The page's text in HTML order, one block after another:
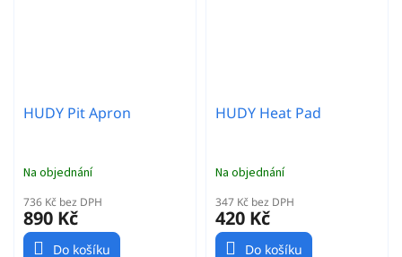
HUDY Pit Apron
Na objednání
736 Kč bez DPH
890 Kč
Do košíku
HUDY Heat Pad
Na objednání
347 Kč bez DPH
420 Kč
Do košíku